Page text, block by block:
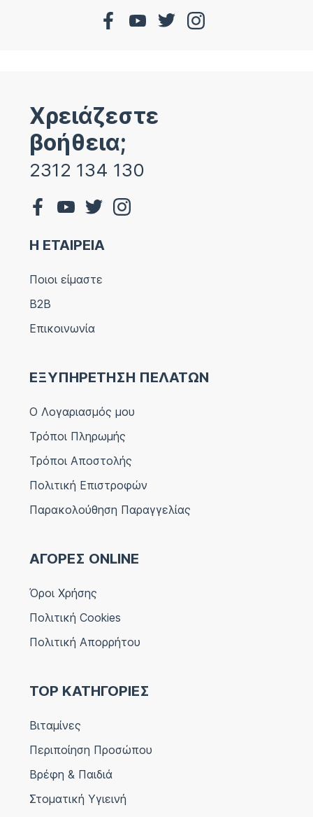
Χρειάζεστε
βοήθεια;
2312 134 130
Η ΕΤΑΙΡΕΙΑ
Ποιοι είμαστε
B2B
Επικοινωνία
ΕΞΥΠΗΡΕΤΗΣΗ ΠΕΛΑΤΩΝ
Ο Λογαριασμός μου
Τρόποι Πληρωμής
Τρόποι Αποστολής
Πολιτική Επιστροφών
Παρακολούθηση Παραγγελίας
ΑΓΟΡΕΣ ONLINE
Όροι Χρήσης
Πολιτική Cookies
Πολιτική Απορρήτου
TOP ΚΑΤΗΓΟΡΙΕΣ
Βιταμίνες
Περιποίηση Προσώπου
Βρέφη & Παιδιά
Στοματική Υγιεινή